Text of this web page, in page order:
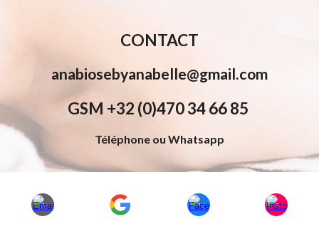
CONTACT
anabiosebyanabelle@gmail.com
GSM +32 (0)470 34 66 85
Téléphone ou Whatsapp